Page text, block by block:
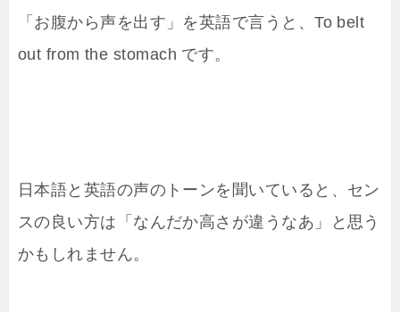
「お腹から声を出す」を英語で言うと、To belt
out from the stomach です。
日本語と英語の声のトーンを聞いていると、セン
スの良い方は「なんだか高さが違うなあ」と思う
かもしれません。